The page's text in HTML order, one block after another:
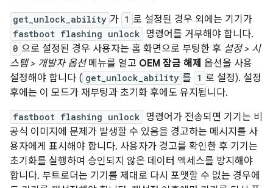
get_unlock_ability 가 1 로 설정된 경우 외에는 기기가
fastboot flashing unlock 명령어를 거부해야 합니다.
0 으로 설정된 경우 사용자는 홈 화면으로 부팅한 후 설정 > 시
스템 > 개발자 옵션메뉴를 열고 OEM 잠금 해제 옵션을 사용
설정해야 합니다 ( get_unlock_ability 를 1 로 설정). 설정
후에는 이 모드가 재부팅과 초기화 후에도 유지됩니다.
fastboot flashing unlock 명령어가 전송되면 기기는 비
공식 이미지에 문제가 발생할 수 있음을 경고하는 메시지를 사
용자에게 표시해야 합니다. 사용자가 경고를 확인한 후 기기는
초기화를 실행하여 승인되지 않은 데이터 액세스를 방지해야
합니다. 부트로더는 기기를 제대로 다시 포맷할 수 없는 경우에